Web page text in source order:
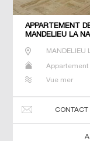
APPARTEMENT
MANDELIEU LA
MANDELIEU
Appartement
Vue mer
CONTACT